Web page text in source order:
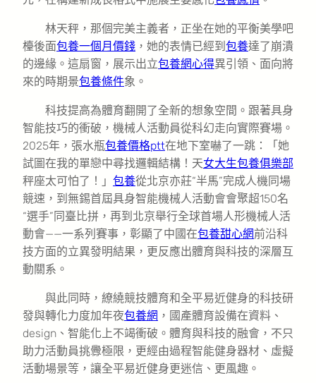
林天秤，那個完美主義者，正坐在她的平衡美學吧
檯後面包養一個月價錢 ，她的表情已經到 包養達了崩潰
的邊緣。這扇窗，展示出立包養網心得異引領、面向將
來的時期景包養條件象。
科技提高為體育翻開了全新的想象空間。跟著具身
智能技巧的衝破，機械人活動員從科幻走向實際賽場。
2025年，張水瓶包養價格ptt在地下室嚇了一跳：「她
試圖在我的單戀中尋找邏輯結構！天女大生包養俱樂部
秤座太可怕了！」 包養從北京亦莊“半馬”完成人機同場
競速，到無錫首屆具身智能機械人活動會會聚超150名
“選手”同臺比拼，再到北京舉行全球首場人形機械人活
動會——一系列賽事，彰顯了中國在包養甜心網前沿科
技方面的立異發明結果，更反應出體育與科技的深層互
動關系。
與此同時，繚繞競技體育和全平易近健身的科技研
發與轉化力度加年夜包養網 ，國產體育設備在資料、
design、智能化上不竭衝破。體育與科技的融會，不只
助力活動員挑釁極限，更經由過程智能健身器材、虛擬
活動場景等，讓全平易近健身更迷信、更風趣。